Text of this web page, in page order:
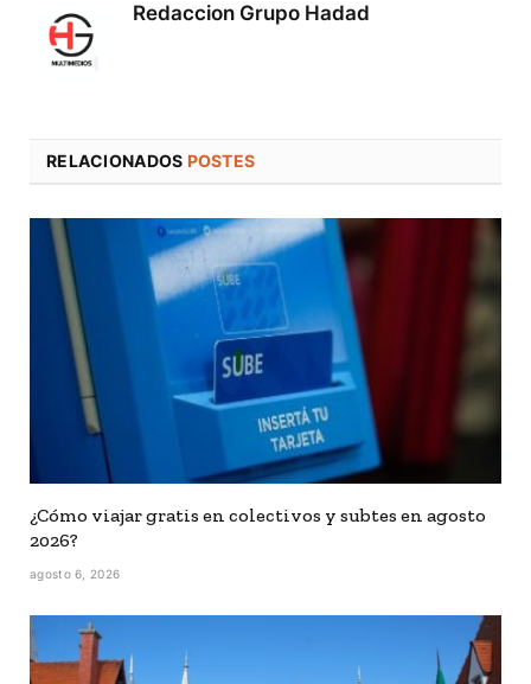
Redaccion Grupo Hadad
RELACIONADOS POSTES
¿Cómo viajar gratis en colectivos y subtes en agosto
2026?
agosto 6, 2026